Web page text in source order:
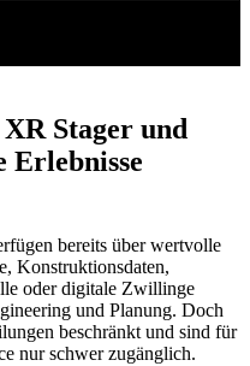
Stager und
Erlebnisse
bereits über wertvolle
Konstruktionsdaten,
oder digitale Zwillinge
und Planung. Doch
beschränkt und sind für
nur schwer zugänglich.